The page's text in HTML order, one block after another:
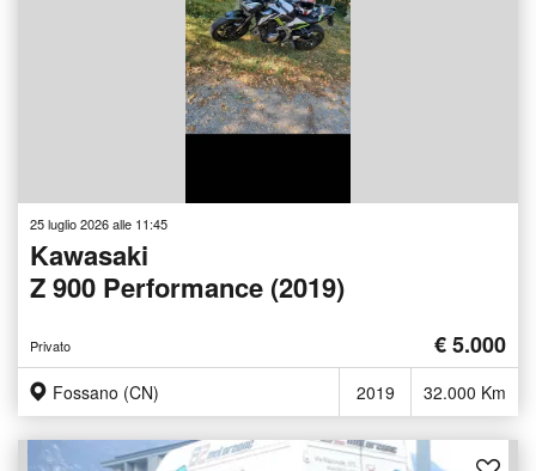
25 luglio 2026 alle 11:45
Kawasaki
Z 900 Performance (2019)
Privato € 5.000
Fossano (CN) 2019 32.000 Km